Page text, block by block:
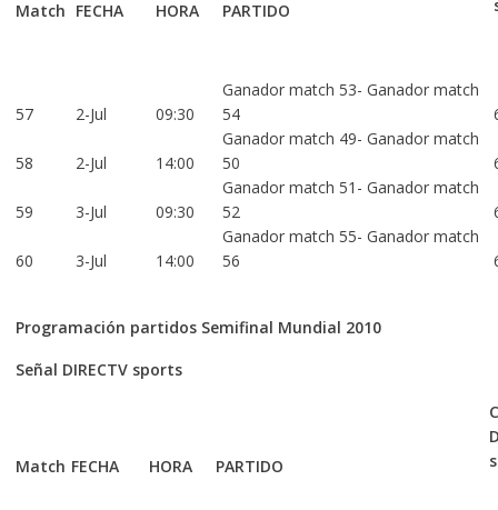
Match FECHA HORA PARTIDO
57 2-Jul 09:30
Ganador match 53- Ganador match
54
58 2-Jul 14:00
Ganador match 49- Ganador match
50
59 3-Jul 09:30
Ganador match 51- Ganador match
52
60 3-Jul 14:00
Ganador match 55- Ganador match
56
Programación partidos Semifinal Mundial 2010
Señal DIRECTV sports
Match FECHA HORA PARTIDO